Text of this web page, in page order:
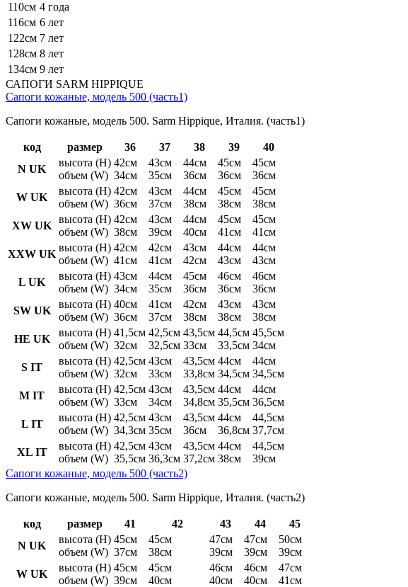
110см 4 года
116см 6 лет
122см 7 лет
128см 8 лет
134см 9 лет
САПОГИ SARM HIPPIQUE
Сапоги кожаные, модель 500 (часть1)
Сапоги кожаные, модель 500. Sarm Hippique, Италия. (часть1)
код размер 36 37 38 39
40
N UK
высота (H)
объем (W)
42см
34см
43см
35см
44см
36см
45см
36см
45см
36см
W UK
высота (H)
объем (W)
42см
36см
43см
37см
44см
38см
45см
38см
45см
38см
XW UK
высота (H)
объем (W)
42см
38см
43см
39см
44см
40см
45см
41см
45см
41см
XXW UK
высота (H)
объем (W)
42см
41см
42см
41см
43см
42см
44см
43см
44см
43см
L UK
высота (H)
объем (W)
43см
34см
44см
35см
45см
36см
46см
36см
46см
36см
SW UK
высота (H)
объем (W)
40см
36см
41см
37см
42см
38см
43см
38см
43см
38см
HE UK
высота (H)
объем (W)
41,5см
32см
42,5см
32,5см
43,5см
33см
44,5см
33,5см
45,5см
34см
S IT
высота (H)
объем (W)
42,5см
32см
43см
33см
43,5см
33,8см
44см
34,5см
44см
34,5см
M IT
высота (H)
объем (W)
42,5см
33см
43см
34см
43,5см
34,8см
44см
35,5см
44см
36,5см
L IT
высота (H)
объем (W)
42,5см
34,3см
43см
35см
43,5см
36см
44см
36,8см
44,5см
37,7см
XL IT
высота (H)
объем (W)
42,5см
35,5см
43см
36,3см
43,5см
37,2см
44см
38см
44,5см
39см
Сапоги кожаные, модель 500 (часть2)
Сапоги кожаные, модель 500. Sarm Hippique, Италия. (часть2)
код размер 41 42 43 44
45
N UK
высота (H)
объем (W)
45см
37см
45см
38см
47см
39см
47см
39см
50см
39см
W UK
высота (H)
объем (W)
45см
39см
45см
40см
46см
40см
46см
40см
47см
41см